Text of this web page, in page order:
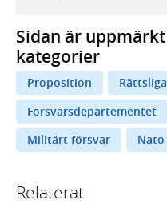
Sidan är
kategorier
Proposition
Försvarsdepartementet
Militärt försvar
Nato
Relaterat